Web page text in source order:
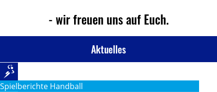
- wir freuen uns auf Euch.
Aktuelles
Spielberichte Handball